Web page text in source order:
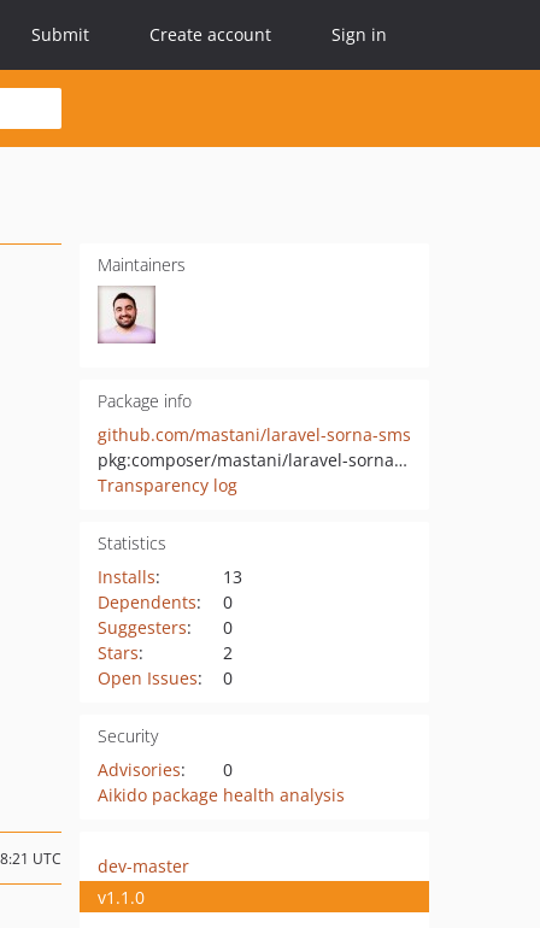
Submit Create account Sign in
Maintainers
Package info
github.com/mastani/laravel-sorna-sms
pkg:composer/mastani/laravel-sorna-sms
Transparency log
Statistics
Installs:
13
Dependents:
0
Suggesters:
0
Stars:
2
Open Issues: 0
Security
Advisories:
0
Aikido package health analysis
UTC
dev-master
v1.1.0